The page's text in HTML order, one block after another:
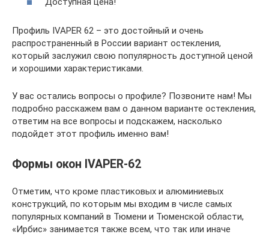
Профиль IVAPER 62 – это достойный и очень
распространенный в России вариант остекления,
который заслужил свою популярность доступной ценой
и хорошими характеристиками.
У вас остались вопросы о профиле? Позвоните нам! Мы
подробно расскажем вам о данном варианте остекления,
ответим на все вопросы и подскажем, насколько
подойдет этот профиль именно вам!
Формы окон IVAPER-62
Отметим, что кроме пластиковых и алюминиевых
конструкций, по которым мы входим в числе самых
популярных компаний в Тюмени и Тюменской области,
«Ирбис» занимается также всем, что так или иначе